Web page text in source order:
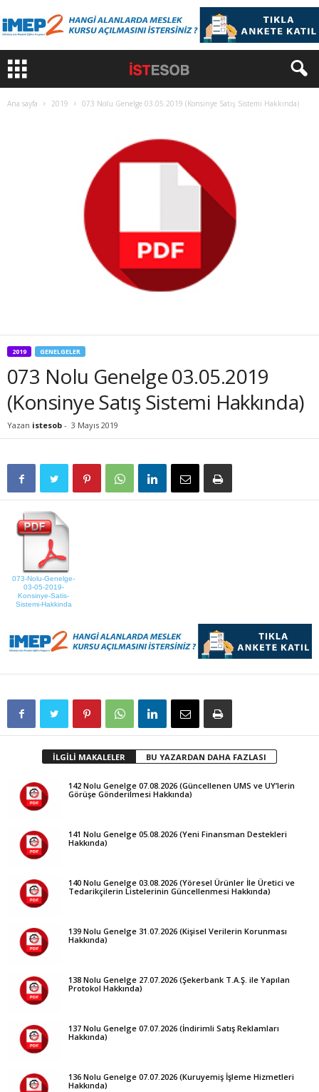
Ana sayfa 2019 073 Nolu Genelge 03.05.2019 (Konsinye Satış Sistemi Hakkında)
2019 GENELGELER
073 Nolu Genelge 03.05.2019
(Konsinye Satış Sistemi Hakkında)
Yazan istesob - 3 Mayıs 2019
073-Nolu-Genelge-
03-05-2019-
Konsinye-Satis-
Sistemi-Hakkinda
İLGİLİ MAKALELER BU YAZARDAN DAHA FAZLASI
142 Nolu Genelge 07.08.2026 (Güncellenen UMS ve UY’lerin
Görüşe Gönderilmesi Hakkında)
141 Nolu Genelge 05.08.2026 (Yeni Finansman Destekleri
Hakkında)
140 Nolu Genelge 03.08.2026 (Yöresel Ürünler İle Üretici ve
Tedarikçilerin Listelerinin Güncellenmesi Hakkında)
139 Nolu Genelge 31.07.2026 (Kişisel Verilerin Korunması
Hakkında)
138 Nolu Genelge 27.07.2026 (Şekerbank T.A.Ş. ile Yapılan
Protokol Hakkında)
137 Nolu Genelge 07.07.2026 (İndirimli Satış Reklamları
Hakkında)
136 Nolu Genelge 07.07.2026 (Kuruyemiş İşleme Hizmetleri
Hakkında)